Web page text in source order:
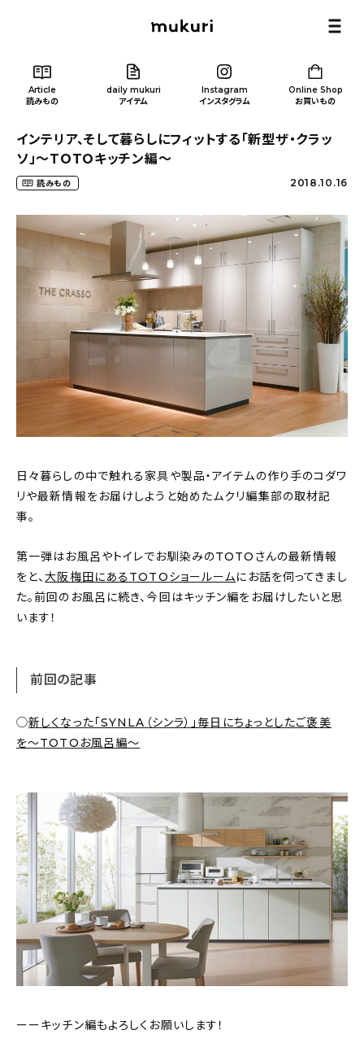
Article
読みもの
daily mukuri
アイテム
Instagram
インスタグラム
Online Shop
お買いもの
Article/ 読みもの
カテゴリー一覧
おすすめの記事
コラム
インテリア
収納/掃除
暮らし
カテゴリー一覧
おすすめの記事
インテリア
日用品
キッチン
ギフト
インテリア、そして暮らしにフィットする「新型ザ・クラッ
ソ」〜TOTOキッチン編〜
読みもの 2018.10.16
日々暮らしの中で触れる家具や製品・アイテムの作り手のコダワ
リや最新情報をお届けしようと始めたムクリ編集部の取材記
事。
第一弾はお風呂やトイレでお馴染みのTOTOさんの最新情報
をと、大阪梅田にあるTOTOショールームにお話を伺ってきまし
た。前回のお風呂に続き、今回はキッチン編をお届けしたいと思
います！
前回の記事
◯新しくなった「SYNLA（シンラ）」毎日にちょっとしたご褒美
を〜TOTOお風呂編〜
ーーキッチン編もよろしくお願いします！